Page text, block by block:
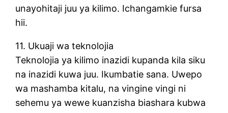
unayohitaji juu ya kilimo. Ichangamkie fursa
hii.
11. Ukuaji wa teknolojia
Teknolojia ya kilimo inazidi kupanda kila siku
na inazidi kuwa juu. Ikumbatie sana. Uwepo
wa mashamba kitalu, na vingine vingi ni
sehemu ya wewe kuanzisha biashara kubwa